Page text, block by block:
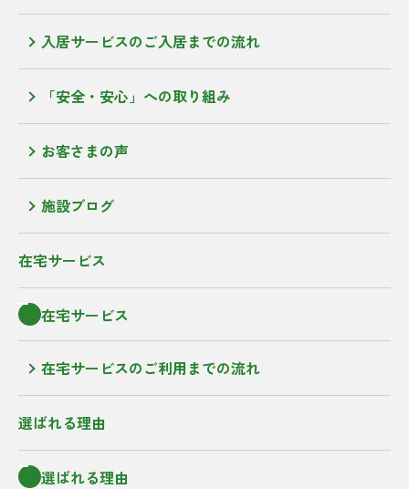
入居サービスのご入居までの流れ
「安全・安心」への取り組み
お客さまの声
施設ブログ
在宅サービス
在宅サービス
在宅サービスのご利用までの流れ
選ばれる理由
選ばれる理由